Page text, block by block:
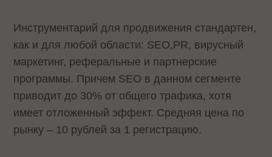
Инструментарий для продвижения стандартен,
как и для любой области: SEO,PR, вирусный
маркетинг, реферальные и партнерские
программы. Причем SEO в данном сегменте
приводит до 30% от общего трафика, хотя
имеет отложенный эффект. Средняя цена по
рынку – 10 рублей за 1 регистрацию.